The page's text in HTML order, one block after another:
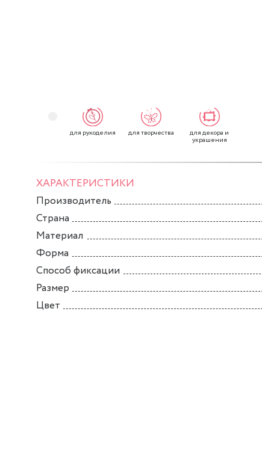
для рукоделия для творчества для декора и
украшения
ХАРАКТЕРИСТИКИ
Производитель
Страна
Материал
Форма
Способ фиксации
Размер
Цвет